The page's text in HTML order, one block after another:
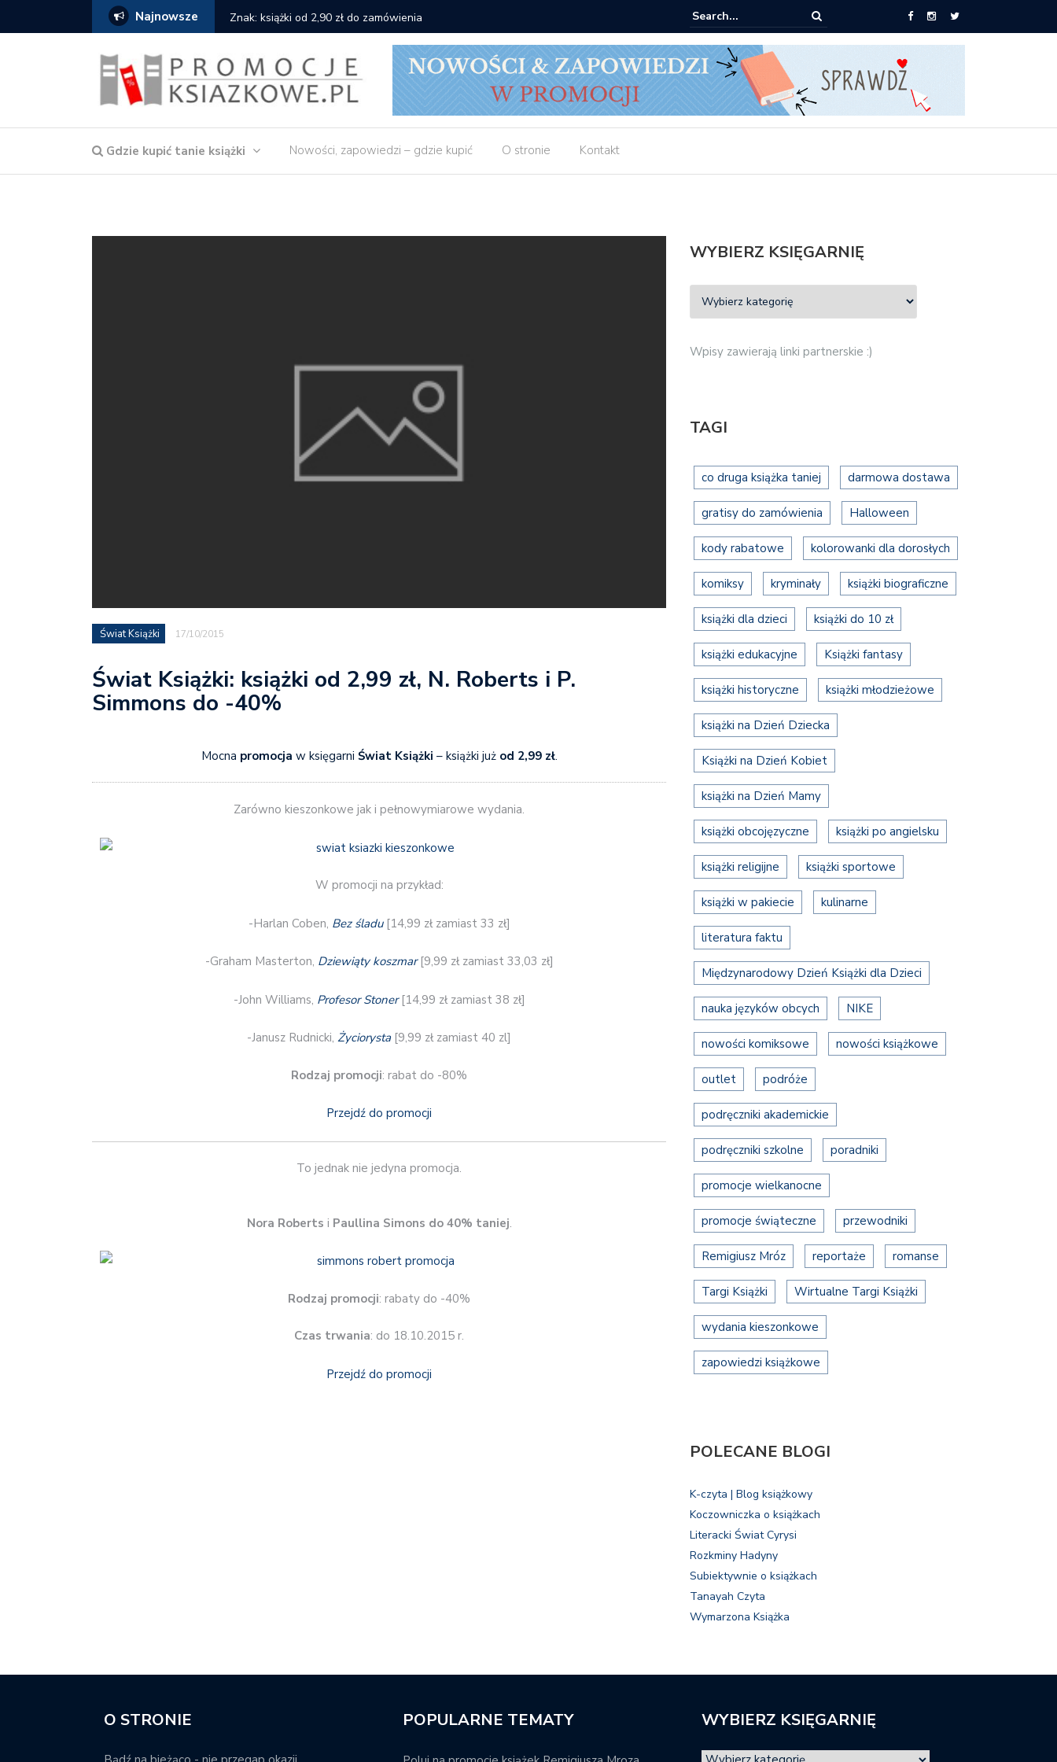
Najnowsze Znak: książki od 2,90 zł do zamówienia Matras: 10 książek za 69 zł
Gdzie kupić tanie książki Nowości, zapowiedzi – gdzie kupić O stronie Kontakt
Świat Książki 17/10/2015
Świat Książki: książki od 2,99 zł, N. Roberts i P.
Simmons do -40%
Mocna promocja w księgarni Świat Książki – książki już od 2,99 zł.
Zarówno kieszonkowe jak i pełnowymiarowe wydania.
W promocji na przykład:
-Harlan Coben, Bez śladu[14,99 zł zamiast 33 zł]
-Graham Masterton, Dziewiąty koszmar[9,99 zł zamiast 33,03 zł]
-John Williams, Profesor Stoner[14,99 zł zamiast 38 zł]
-Janusz Rudnicki, Życiorysta[9,99 zł zamiast 40 zl]
Rodzaj promocji: rabat do -80%
Przejdź do promocji
To jednak nie jedyna promocja.
Nora Roberts i Paullina Simons do 40% taniej.
Rodzaj promocji: rabaty do -40%
Czas trwania: do 18.10.2015 r.
Przejdź do promocji
WYBIERZ KSIĘGARNIĘ
Wpisy zawierają linki partnerskie :)
TAGI
co druga książka taniej darmowa dostawa
gratisy do zamówienia Halloween
kody rabatowe kolorowanki dla dorosłych
komiksy kryminały książki biograficzne
książki dla dzieci książki do 10 zł
książki edukacyjne Książki fantasy
książki historyczne książki młodzieżowe
książki na Dzień Dziecka
Książki na Dzień Kobiet
książki na Dzień Mamy
książki obcojęzyczne książki po angielsku
książki religijne książki sportowe
książki w pakiecie kulinarne
literatura faktu
Międzynarodowy Dzień Książki dla Dzieci
nauka języków obcych NIKE
nowości komiksowe nowości książkowe
outlet podróże
podręczniki akademickie
podręczniki szkolne poradniki
promocje wielkanocne
promocje świąteczne przewodniki
Remigiusz Mróz reportaże romanse
Targi Książki Wirtualne Targi Książki
wydania kieszonkowe
zapowiedzi książkowe
POLECANE BLOGI
K-czyta | Blog książkowy
Koczowniczka o książkach
Literacki Świat Cyrysi
Rozkminy Hadyny
Subiektywnie o książkach
Tanayah Czyta
Wymarzona Książka
O STRONIE POPULARNE TEMATY WYBIERZ KSIĘGARNIĘ